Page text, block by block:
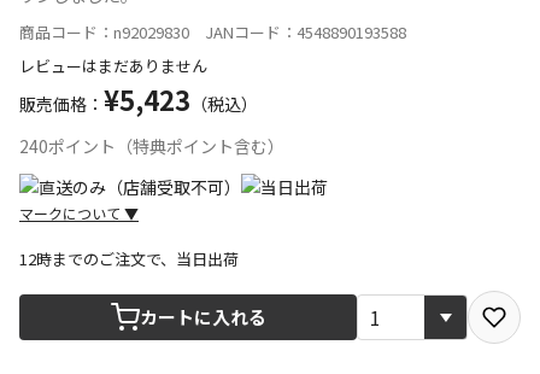
商品コード：n92029830 JANコード：4548890193588
レビューはまだありません
販売価格： ¥5,423 （税込）
240ポイント（特典ポイント含む）
マークについて ▼
宅配や店舗受取を選択できる商品です
12時までのご注文で、当日出荷
カートに入れる